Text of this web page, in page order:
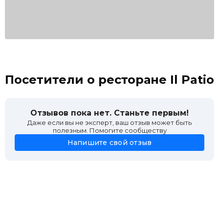
Посетители о ресторане Il Patio
Отзывов пока нет. Станьте первым!
Даже если вы не эксперт, ваш отзыв может быть
полезным. Помогите сообществу
Напишите свой отзыв